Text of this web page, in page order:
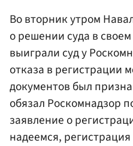
Во вторник утром
о решении суда в своем
выиграли суд у
отказа в регистрации
документов был
обязал Роскомнадзор
заявление о
надеемся, регистрация